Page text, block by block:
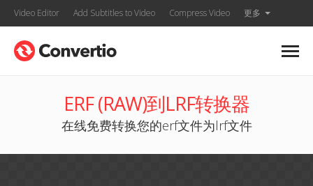
Video Editor Add Subtitles to Video Compress Video 更多
ERF (RAW)到LRF转换器
在线免费转换您的erf文件为lrf文件